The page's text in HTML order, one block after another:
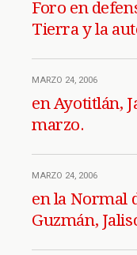
Foro en
Tierra y la
MARZO 24, 2006
en Ayotitlán,
marzo.
MARZO 24, 2006
en la Normal
Guzmán,